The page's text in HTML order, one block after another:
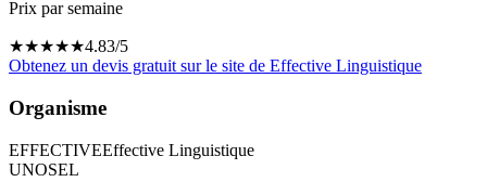
Prix par semaine
★★★★★4.83/5
Obtenez un devis gratuit sur le site de Effective Linguistique
Organisme
EFFECTIVEEffective Linguistique
UNOSEL